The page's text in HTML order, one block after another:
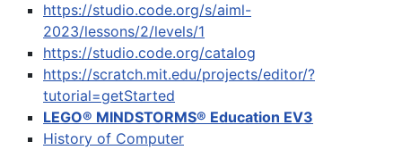
https://studio.code.org/s/aiml-
2023/lessons/2/levels/1
https://studio.code.org/catalog
https://scratch.mit.edu/projects/editor/?
tutorial=getStarted
LEGO® MINDSTORMS® Education EV3
History of Computer